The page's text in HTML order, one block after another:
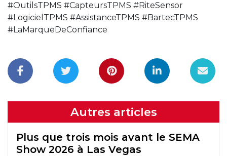
#OutilsTPMS #CapteursTPMS #RiteSensor
#LogicielTPMS #AssistanceTPMS #BartecTPMS
#LaMarqueDeConfiance
Autres articles
Plus que trois mois avant le SEMA
Show 2026 à Las Vegas